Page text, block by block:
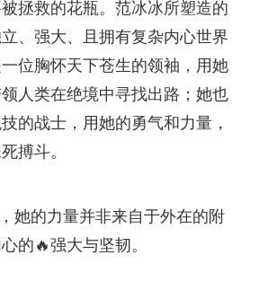
拯救的花瓶。范冰冰所塑造的
、强大、且拥有复杂内心世界
位胸怀天下苍生的领袖，用她
人类在绝境中寻找出路；她也
的战士，用她的勇气和力量，
搏斗。
她的力量并非来自于外在的附
的🔥强大与坚韧。